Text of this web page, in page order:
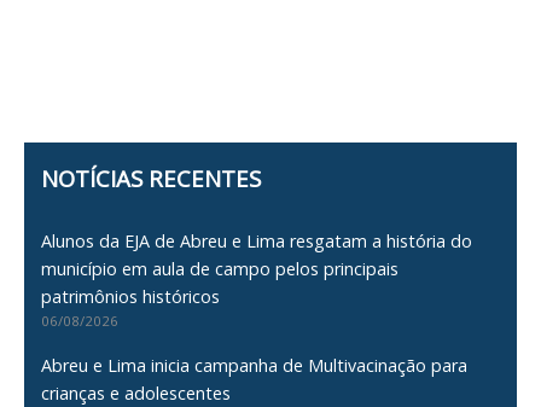
NOTÍCIAS RECENTES
Alunos da EJA de Abreu e Lima resgatam a história do
município em aula de campo pelos principais
patrimônios históricos
06/08/2026
Abreu e Lima inicia campanha de Multivacinação para
crianças e adolescentes